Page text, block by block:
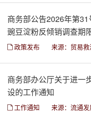
商务部公告2026年第
豌豆淀粉反倾销调查期
政策发布 来源：贸易救
商务部办公厅关于进一
设的工作通知
工作通知 来源：流通发